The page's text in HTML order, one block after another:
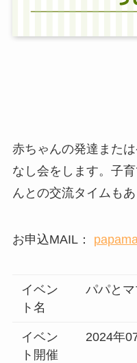
赤ちゃんの発達また
なし会をします。子
んとの交流タイムもあ
お申込MAIL：
イベン
ト名
パパと
イベン
ト開催
2024年